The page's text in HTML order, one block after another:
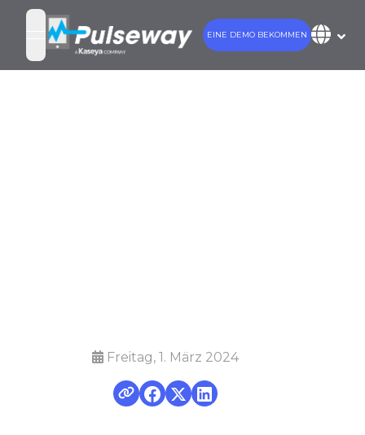
open navigation menu
EINE DEMO BEKOMMEN
Freitag, 1. März 2024